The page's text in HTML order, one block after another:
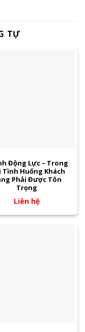
TỰ
Động Lực – Trong
Tình Huống Khách
Phải Được Tôn
Trọng
Liên hệ